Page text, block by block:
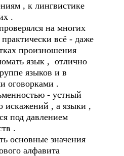
, к лингвистике
.
на многих
всё - даже
произношения
язык , отлично
языков и в
оговорками .
- устный
искажений , а языки ,
под давлением
.
основные значения
алфавита